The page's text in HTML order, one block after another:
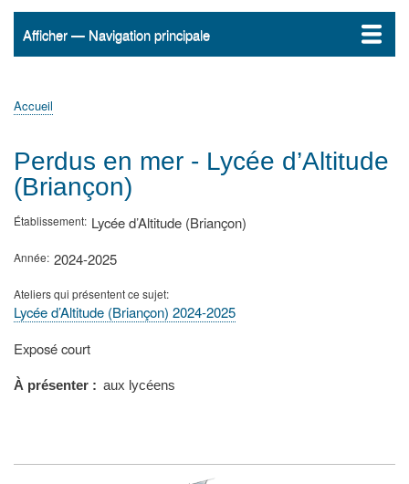
Navigation
Afficher — Navigation principale
Accueil
ActualitésMATh.en.JEANS ?
Régions et Ateliers
Créer, gérer un atelier
Sujets/Publications
Congrès
d'Ariane
Accueil
Perdus en mer - Lycée d’Altitude
(Briançon)
Établissement Lycée d’Altitude (Briançon)
Année 2024-2025
Ateliers qui présentent ce sujet
Lycée d’Altitude (Briançon) 2024-2025
Type
présentation
Exposé court
À présenter aux lycéens